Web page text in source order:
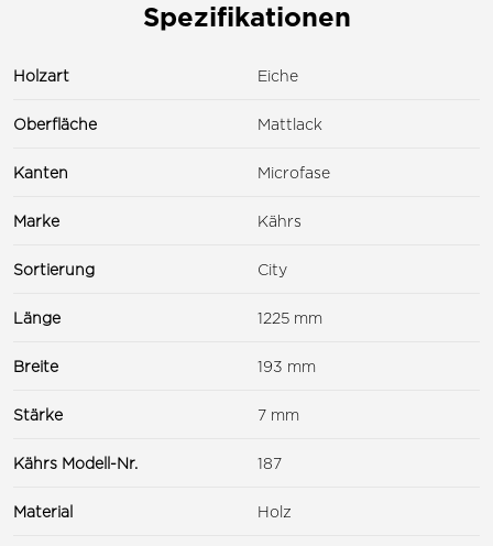
Spezifikationen
Holzart Eiche
Oberfläche Mattlack
Kanten Microfase
Marke Kährs
Sortierung City
Länge 1225 mm
Breite 193 mm
Stärke 7 mm
Kährs Modell-Nr. 187
Material Holz